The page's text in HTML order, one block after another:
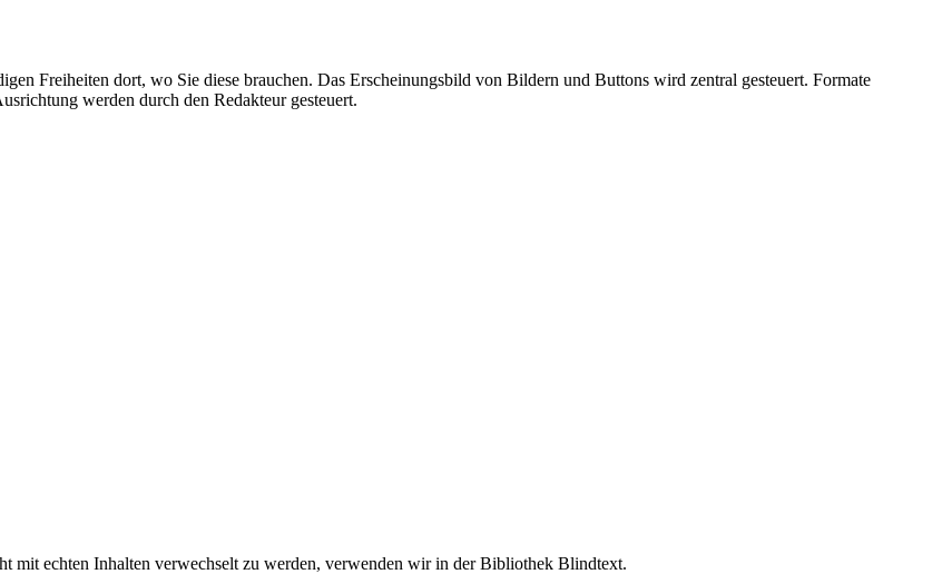
Freiheiten dort, wo Sie diese brauchen. Das Erscheinungsbild von Bildern und Buttons wird zentral gesteuert. Formate
werden durch den Redakteur gesteuert.
mit echten Inhalten verwechselt zu werden, verwenden wir in der Bibliothek Blindtext.